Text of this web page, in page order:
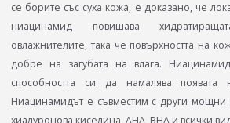
се борите със суха кожа, е доказано, че
ниацинамид повишава
овлажнителите, така че повърхността на
добре на загубата на влага.
способността си да намалява
Ниацинамидът е съвместим с други мощни
хиалуронова киселина, AHA, BHA и всички